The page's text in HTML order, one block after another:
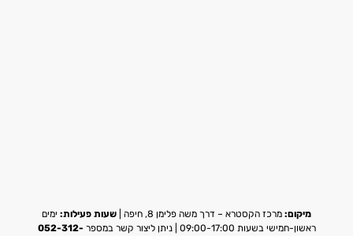
מיקום: מרכז הקסטרא – דרך משה פלימן 8, חיפה | שעות פעילות: ימים
ראשון-חמישי בשעות 09:00-17:00 | ניתן ליצור קשר במספר
052-312-